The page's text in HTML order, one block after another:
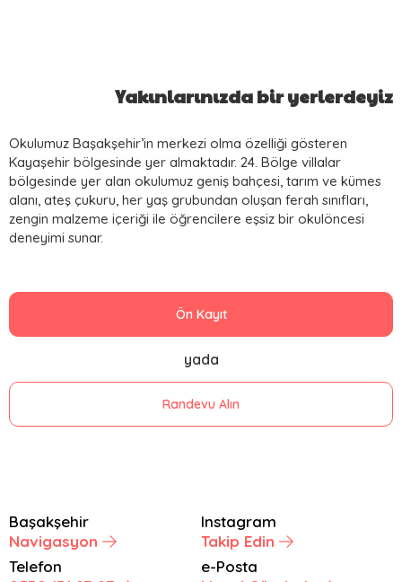
Yakınlarınızda bir yerlerdeyiz
Okulumuz Başakşehir’in merkezi olma özelliği gösteren
Kayaşehir bölgesinde yer almaktadır. 24. Bölge villalar
bölgesinde yer alan okulumuz geniş bahçesi, tarım ve kümes
alanı, ateş çukuru, her yaş grubundan oluşan ferah sınıfları,
zengin malzeme içeriği ile öğrencilere eşsiz bir okulöncesi
deneyimi sunar.
Ön Kayıt
yada
Randevu Alın
Başakşehir
Navigasyon
Instagram
Takip Edin
Telefon
e-Posta